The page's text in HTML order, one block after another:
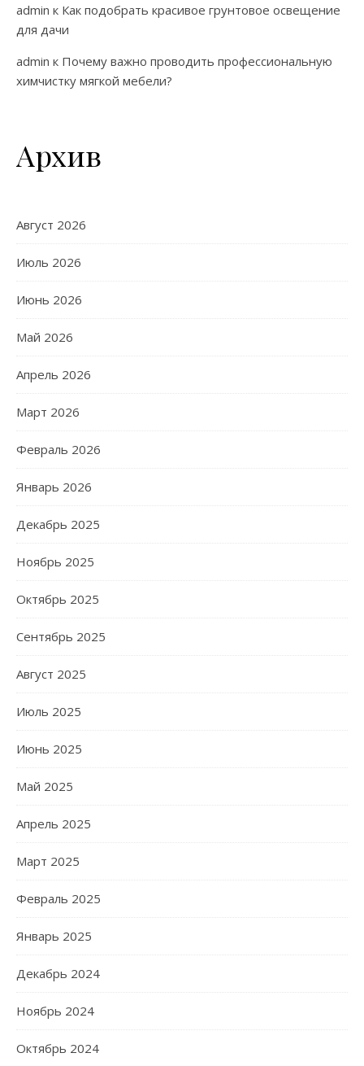
admin к Как подобрать красивое грунтовое освещение
для дачи
admin к Почему важно проводить профессиональную
химчистку мягкой мебели?
Архив
Август 2026
Июль 2026
Июнь 2026
Май 2026
Апрель 2026
Март 2026
Февраль 2026
Январь 2026
Декабрь 2025
Ноябрь 2025
Октябрь 2025
Сентябрь 2025
Август 2025
Июль 2025
Июнь 2025
Май 2025
Апрель 2025
Март 2025
Февраль 2025
Январь 2025
Декабрь 2024
Ноябрь 2024
Октябрь 2024